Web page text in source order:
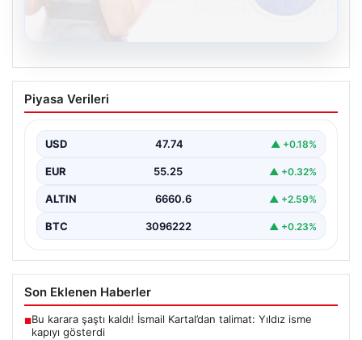
08.08.2026
Kelebek sohbet platformu İle Sanal
İletişimin Sertifikalı Adresi Ve Chat
İnternet çağında bireylerin güvenli bir şekilde bağlantı
birçok…
Piyasa Verileri
USD 47.74 ▲ +0.18%
EUR 55.25 ▲ +0.32%
ALTIN 6660.6 ▲ +2.59%
BTC 3096222 ▲ +0.23%
Son Eklenen Haberler
■Bu karara şaştı kaldı! İsmail Kartal’dan talimat: Yıldız isme
kapıyı gösterdi